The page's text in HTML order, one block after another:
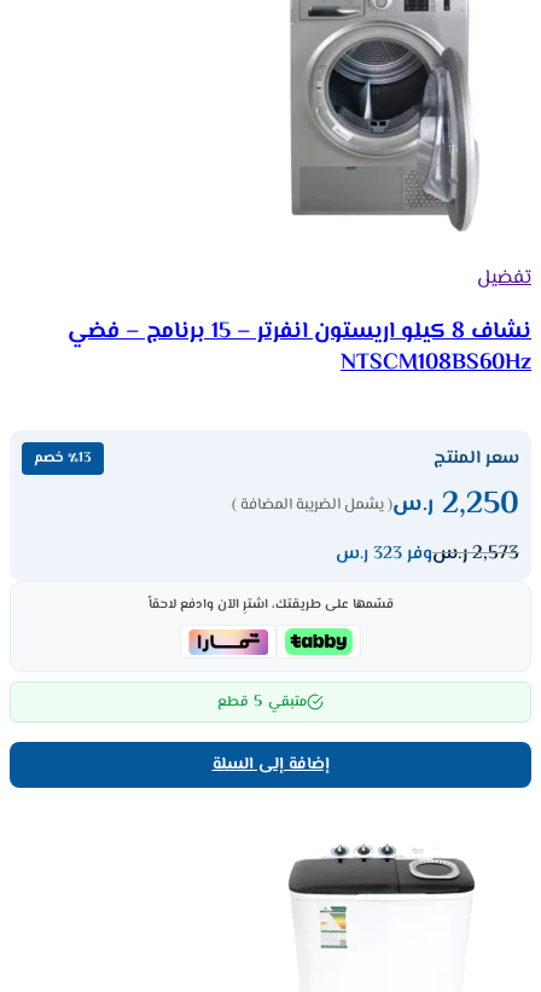
تفضيل
نشاف 8 كيلو اريستون انفرتر – 15 برنامج – فضي
NTSCM108BS60Hz
سعر المنتج ٪13 خصم
2,250 ر.س( يشمل الضريبة المضافة )
2,573ر.سوفر 323 ر.س
قسّمها على طريقتك، اشترِ الآن وادفع لاحقاً
متبقي 5 قطع
إضافة إلى السلة